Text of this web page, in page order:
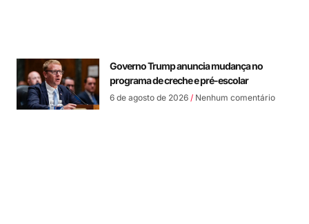
Governo Trump anuncia mudança no
programa de creche e pré-escolar
6 de agosto de 2026 Nenhum comentário